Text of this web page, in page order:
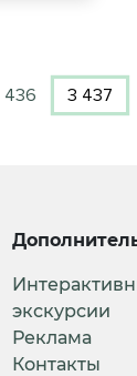
436 3 437
экскурсии
Реклама
Контакты